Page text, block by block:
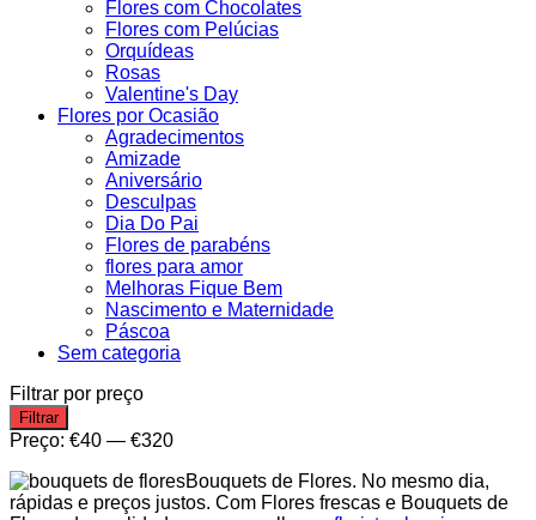
Flores com Chocolates
Flores com Pelúcias
Orquídeas
Rosas
Valentine's Day
Flores por Ocasião
Agradecimentos
Amizade
Aniversário
Desculpas
Dia Do Pai
Flores de parabéns
flores para amor
Melhoras Fique Bem
Nascimento e Maternidade
Páscoa
Sem categoria
Filtrar por preço
Preço
mínimo
Preço
máximo
Filtrar
Preço: €40 — €320
Bouquets de Flores. No mesmo dia,
rápidas e preços justos. Com Flores frescas e Bouquets de